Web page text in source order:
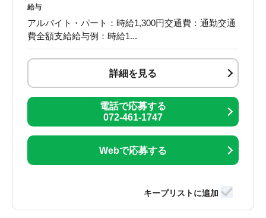
給与
アルバイト・パート：時給1,300円交通費：通勤交通
費全額支給給与例：時給1...
詳細を見る
電話で応募する
072-461-1747
Webで応募する